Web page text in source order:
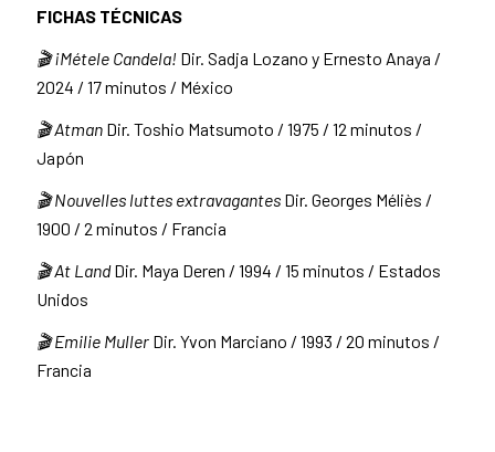
FICHAS TÉCNICAS
🎬 ¡Métele Candela! Dir. Sadja Lozano y Ernesto Anaya /
2024 / 17 minutos / México
🎬 Atman Dir. Toshio Matsumoto / 1975 / 12 minutos /
Japón
🎬 Nouvelles luttes extravagantes Dir. Georges Méliès /
1900 / 2 minutos / Francia
🎬 At LandDir. Maya Deren / 1994 / 15 minutos / Estados
Unidos
🎬 Emilie Muller Dir. Yvon Marciano / 1993 / 20 minutos /
Francia